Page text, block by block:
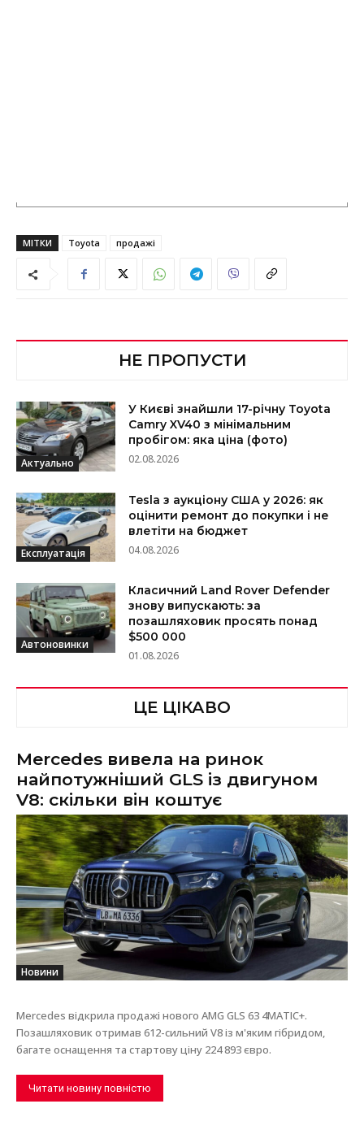
МІТКИ Toyota продажі
НЕ ПРОПУСТИ
Актуально
У Києві знайшли 17-річну Toyota
Camry XV40 з мінімальним
пробігом: яка ціна (фото)
02.08.2026
Експлуатація
Tesla з аукціону США у 2026: як
оцінити ремонт до покупки і не
влетіти на бюджет
04.08.2026
Автоновинки
Класичний Land Rover Defender
знову випускають: за
позашляховик просять понад
$500 000
01.08.2026
ЦЕ ЦІКАВО
Mercedes вивела на ринок
найпотужніший GLS із двигуном
V8: скільки він коштує
Новини
Mercedes відкрила продажі нового AMG GLS 63 4MATIC+.
Позашляховик отримав 612-сильний V8 із м'яким гібридом,
багате оснащення та стартову ціну 224 893 євро.
Читати новину повністю